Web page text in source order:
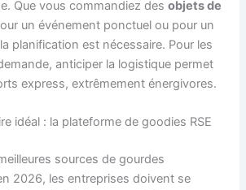
Que vous commandiez desobjets de
un événement ponctuel ou pour un
planification est nécessaire. Pour les
anticiper la logistique permet
express, extrêmement énergivores.
idéal : la plateforme de goodies RSE
sources de gourdes
2026, les entreprises doivent se